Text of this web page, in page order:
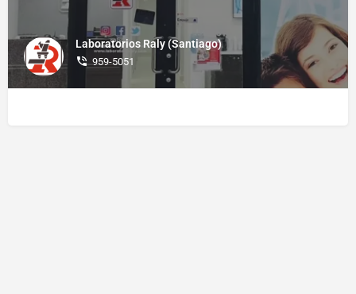
Laboratorios Raly (Santiago)
959-5051